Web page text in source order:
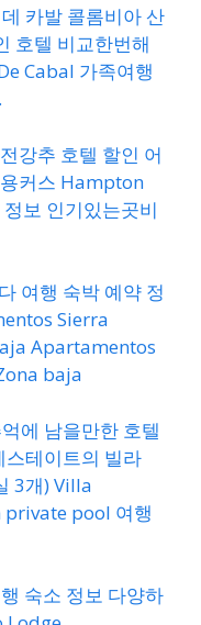
카발 콜롬비아 산
호텔 비교한번해
Cabal 가족여행
강추 호텔 할인 어
용커스 Hampton
보 인기있는곳비
여행 숙박 예약 정
Sierra
Apartamentos
baja
에 남을만한 호텔
스테이트의 빌라
3개) Villa
pool 여행
숙소 정보 다양하